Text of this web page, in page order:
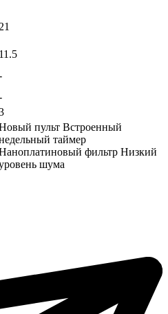
21
11.5
пульт Встроенный
таймер
фильтр Низкий
шума